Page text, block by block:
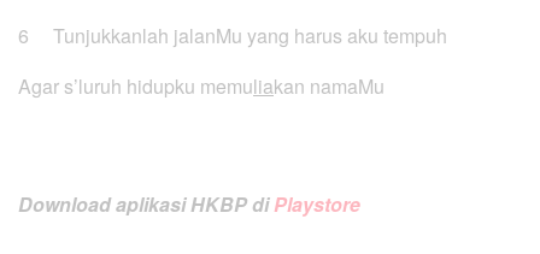
6 Tunjukkanlah jalanMu yang harus aku tempuh
Agar s’luruh hidupku memuliakan namaMu
Download aplikasi HKBP diPlaystore